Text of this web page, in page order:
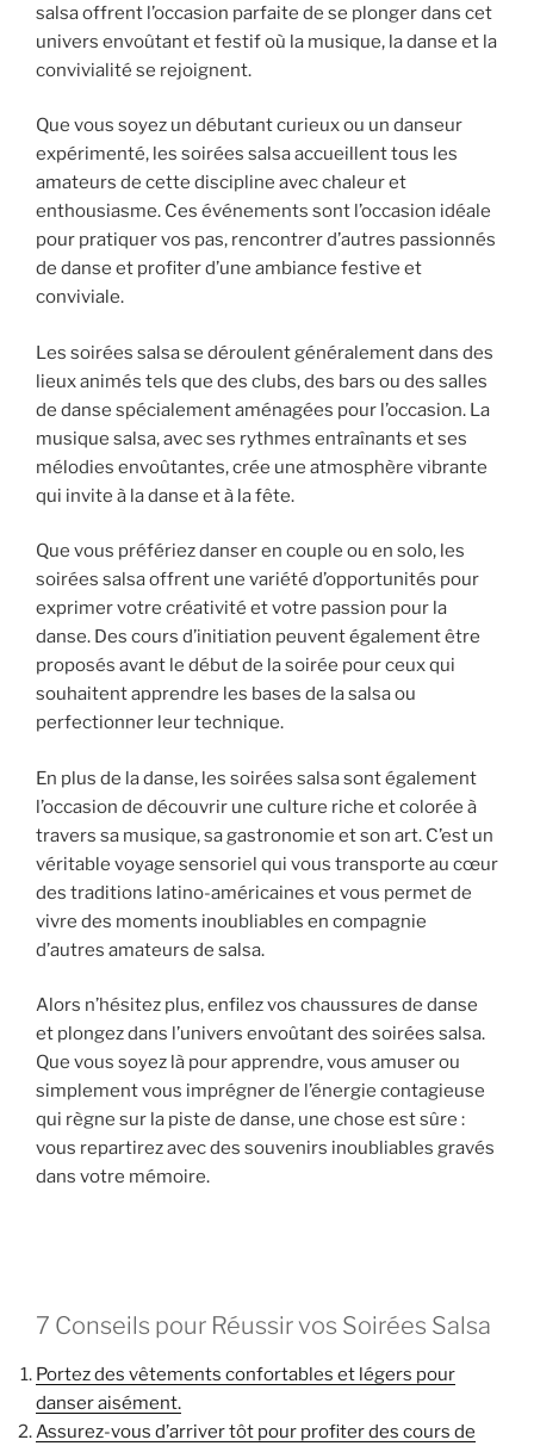
salsa offrent l’occasion parfaite de se plonger dans cet
univers envoûtant et festif où la musique, la danse et la
convivialité se rejoignent.
Que vous soyez un débutant curieux ou un danseur
expérimenté, les soirées salsa accueillent tous les
amateurs de cette discipline avec chaleur et
enthousiasme. Ces événements sont l’occasion idéale
pour pratiquer vos pas, rencontrer d’autres passionnés
de danse et profiter d’une ambiance festive et
conviviale.
Les soirées salsa se déroulent généralement dans des
lieux animés tels que des clubs, des bars ou des salles
de danse spécialement aménagées pour l’occasion. La
musique salsa, avec ses rythmes entraînants et ses
mélodies envoûtantes, crée une atmosphère vibrante
qui invite à la danse et à la fête.
Que vous préfériez danser en couple ou en solo, les
soirées salsa offrent une variété d’opportunités pour
exprimer votre créativité et votre passion pour la
danse. Des cours d’initiation peuvent également être
proposés avant le début de la soirée pour ceux qui
souhaitent apprendre les bases de la salsa ou
perfectionner leur technique.
En plus de la danse, les soirées salsa sont également
l’occasion de découvrir une culture riche et colorée à
travers sa musique, sa gastronomie et son art. C’est un
véritable voyage sensoriel qui vous transporte au cœur
des traditions latino-américaines et vous permet de
vivre des moments inoubliables en compagnie
d’autres amateurs de salsa.
Alors n’hésitez plus, enfilez vos chaussures de danse
et plongez dans l’univers envoûtant des soirées salsa.
Que vous soyez là pour apprendre, vous amuser ou
simplement vous imprégner de l’énergie contagieuse
qui règne sur la piste de danse, une chose est sûre :
vous repartirez avec des souvenirs inoubliables gravés
dans votre mémoire.
7 Conseils pour Réussir vos Soirées Salsa
Portez des vêtements confortables et légers pour
danser aisément.
Assurez-vous d’arriver tôt pour profiter des cours de